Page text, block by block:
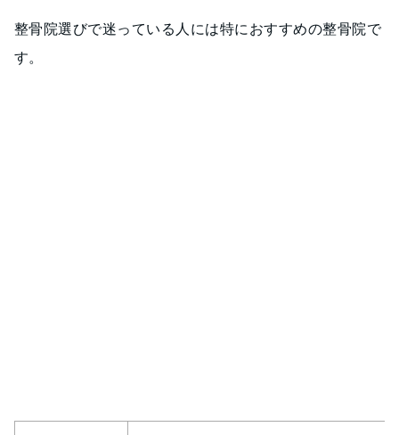
整骨院選びで迷っている人には特におすすめの整骨院で
す。